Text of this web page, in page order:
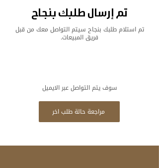
تم إرسال طلبك بنجاح
تم استلام طلبك بنجاح سيتم التواصل معك من قبل
فريق المبيعات.
سوف يتم التواصل عبر الايميل
مراجعة حالة طلب اخر